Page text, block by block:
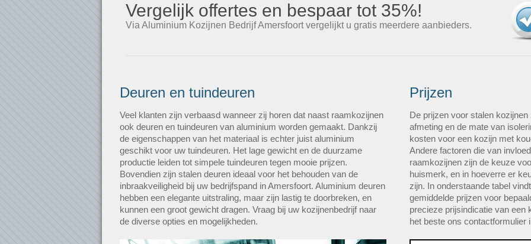
Vergelijk offertes en bespaar tot 35%!
Via Aluminium Kozijnen Bedrijf Amersfoort vergelijkt u gratis meerdere aanbieders.
Deuren en tuindeuren
Veel klanten zijn verbaasd wanneer zij horen dat naast raamkozijnen
ook deuren en tuindeuren van aluminium worden gemaakt. Dankzij
de eigenschappen van het materiaal is echter juist aluminium
geschikt voor uw tuindeuren. Het lage gewicht en de duurzame
productie leiden tot simpele tuindeuren tegen mooie prijzen.
Bovendien zijn stalen deuren ideaal voor het behouden van de
inbraakveiligheid bij uw bedrijfspand in Amersfoort. Aluminium deuren
hebben een elegante uitstraling, maar zijn lastig te doorbreken, en
kunnen een groot gewicht dragen. Vraag bij uw kozijnenbedrijf naar
de diverse opties en mogelijkheden.
Prijzen
De prijzen voor stalen
afmeting en de mate van
kosten voor een kozijn met
Andere factoren die van
raamkozijnen zijn de keuze
huismerk, en in hoeverre er
zijn. In onderstaande tabel
gemiddelde prijzen voor
precieze prijsindicatie van een
het beste ons contactformulier